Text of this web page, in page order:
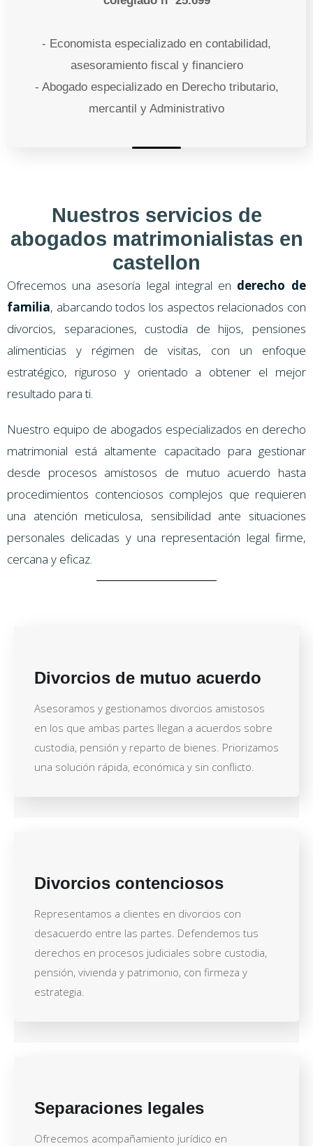
- Economista especializado en contabilidad,
asesoramiento fiscal y financiero
- Abogado especializado en Derecho tributario,
mercantil y Administrativo
Nuestros servicios de
abogados matrimonialistas en
castellon
Ofrecemos una asesoría legal integral en derecho de
familia, abarcando todos los aspectos relacionados con
divorcios, separaciones, custodia de hijos, pensiones
alimenticias y régimen de visitas, con un enfoque
estratégico, riguroso y orientado a obtener el mejor
resultado para ti.
Nuestro equipo de abogados especializados en derecho
matrimonial está altamente capacitado para gestionar
desde procesos amistosos de mutuo acuerdo hasta
procedimientos contenciosos complejos que requieren
una atención meticulosa, sensibilidad ante situaciones
personales delicadas y una representación legal firme,
cercana y eficaz.
Divorcios de mutuo acuerdo
Asesoramos y gestionamos divorcios amistosos
en los que ambas partes llegan a acuerdos sobre
custodia, pensión y reparto de bienes. Priorizamos
una solución rápida, económica y sin conflicto.
Divorcios contenciosos
Representamos a clientes en divorcios con
desacuerdo entre las partes. Defendemos tus
derechos en procesos judiciales sobre custodia,
pensión, vivienda y patrimonio, con firmeza y
estrategia.
Separaciones legales
Ofrecemos acompañamiento jurídico en